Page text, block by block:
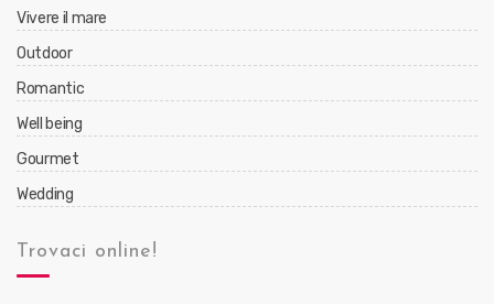
Vivere il mare
Outdoor
Romantic
Well being
Gourmet
Wedding
Trovaci online!